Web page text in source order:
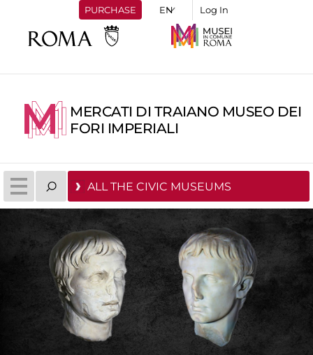
PURCHASE Log In
MERCATI DI TRAIANO MUSEO DEI
FORI IMPERIALI
ALL THE CIVIC MUSEUMS